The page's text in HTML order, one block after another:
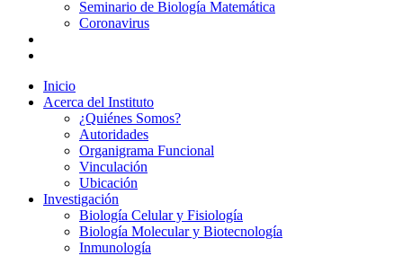
Seminario de Biología Matemática
Coronavirus
Inicio
Acerca del Instituto
¿Quiénes Somos?
Autoridades
Organigrama Funcional
Vinculación
Ubicación
Investigación
Biología Celular y Fisiología
Biología Molecular y Biotecnología
Inmunología